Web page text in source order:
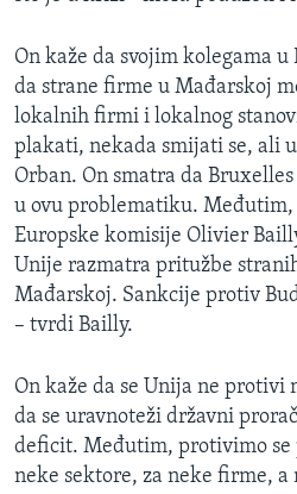
On kaže da svojim kolegama
da strane firme u Mađarskoj
lokalnih firmi i lokalnog
plakati, nekada smijati se, ali
Orban. On smatra da
u ovu problematiku. Međutim,
Europske komisije Olivier
Unije razmatra pritužbe
Mađarskoj. Sankcije protiv
– tvrdi Bailly.
On kaže da se Unija ne
da se uravnoteži državni
deficit. Međutim, protivimo se
neke sektore, za neke firme, a